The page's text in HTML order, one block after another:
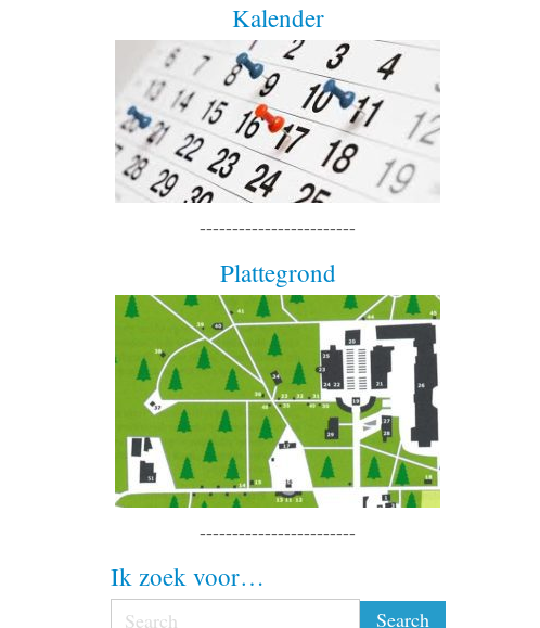
Kalender
------------------------
Plattegrond
------------------------
Ik zoek voor…